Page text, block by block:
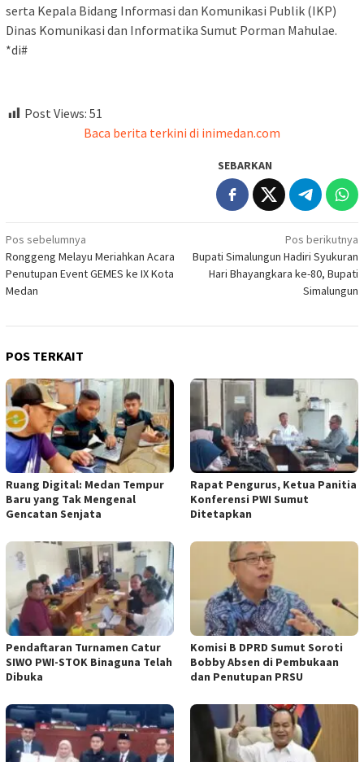
serta Kepala Bidang Informasi dan Komunikasi Publik (IKP)
Dinas Komunikasi dan Informatika Sumut Porman Mahulae.
*di#
Post Views: 51
Baca berita terkini di inimedan.com
SEBARKAN
Navigasi
pos
Pos sebelumnya
Ronggeng Melayu Meriahkan Acara
Penutupan Event GEMES ke IX Kota
Medan
Pos berikutnya
Bupati Simalungun Hadiri Syukuran
Hari Bhayangkara ke-80, Bupati
Simalungun
POS TERKAIT
Ruang Digital: Medan Tempur
Baru yang Tak Mengenal
Gencatan Senjata
Rapat Pengurus, Ketua Panitia
Konferensi PWI Sumut
Ditetapkan
Pendaftaran Turnamen Catur
SIWO PWI-STOK Binaguna Telah
Dibuka
Komisi B DPRD Sumut Soroti
Bobby Absen di Pembukaan
dan Penutupan PRSU